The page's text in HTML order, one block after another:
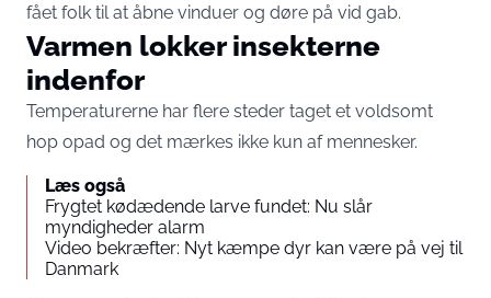
fået folk til at åbne vinduer og døre på vid gab.
Varmen lokker insekterne
indenfor
Temperaturerne har flere steder taget et voldsomt
hop opad og det mærkes ikke kun af mennesker.
Læs også
Frygtet kødædende larve fundet: Nu slår
myndigheder alarm
Video bekræfter: Nyt kæmpe dyr kan være på vej til
Danmark